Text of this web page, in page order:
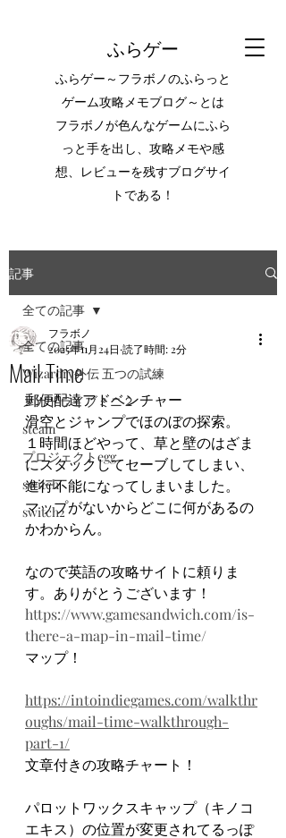
ふらゲー
ふらゲー～フラボノのふらっと
ゲーム攻略メモブログ～とは
フラボノが色んなゲームにふら
っと手を出し、攻略メモや感
想、レビューを残すブログサイ
トである！
記事
全ての記事
Wizardry外伝 五つの試練
メガドライブミニ２
steam
プロジェクトegg
switch
switch2
全ての記事
Mail Time
フラボノ
2025年11月24日 読了時間: 2分
郵便配達アドベンチャー
滑空とジャンプでほのぼの探索。
１時間ほどやって、草と壁のはざま
にスタックしてセーブしてしまい、
進行不能になってしまいました。
マップがないからどこに何があるの
かわからん。
なので英語の攻略サイトに頼りま
す。ありがとうございます！
https://www.gamesandwich.com/is-
there-a-map-in-mail-time/
マップ！
https://intoindiegames.com/walkthr
oughs/mail-time-walkthrough-
part-1/
文章付きの攻略チャート！
パロットワックスキャップ（キノコ
エキス）の位置が変更されてるっぽ